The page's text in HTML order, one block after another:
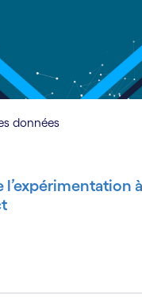
données
l’expérimentation